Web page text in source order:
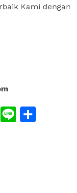
Kami dengan
Message
Line